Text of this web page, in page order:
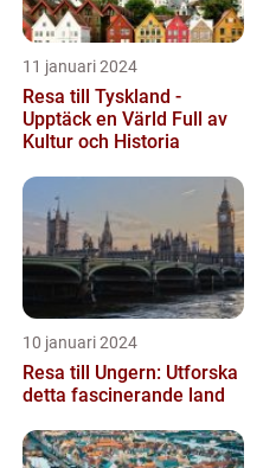
11 januari 2024
Resa till Tyskland -
Upptäck en Värld Full av
Kultur och Historia
10 januari 2024
Resa till Ungern: Utforska
detta fascinerande land